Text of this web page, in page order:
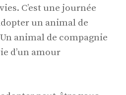
C’est une journée
un animal de
animal de compagnie
d’un amour